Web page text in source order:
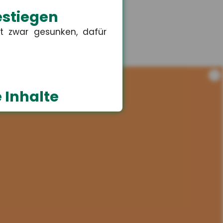
zwar gesunken, dafür
Inhalte
Inhalte wie Videos,
Anspruch auf